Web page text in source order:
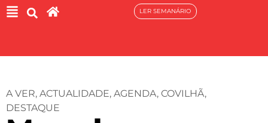
LER SEMANÁRIO
A VER, ACTUALIDADE, AGENDA, COVILHÃ,
DESTAQUE